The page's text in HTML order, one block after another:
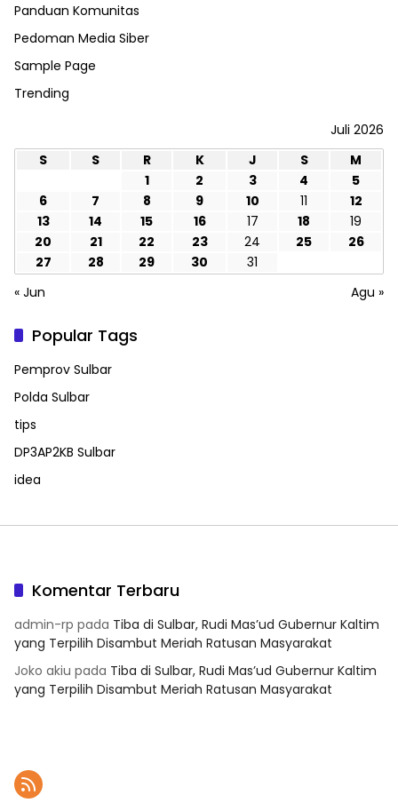
Panduan Komunitas
Pedoman Media Siber
Sample Page
Trending
Juli 2026
S
S R K J S
M
1
2 3 4
5
6
7 8 9 10 11
12
13
14 15 16 17 18
19
20
21 22 23 24 25
26
27
28 29 30
31
« Jun
Agu »
Popular Tags
Pemprov Sulbar
Polda Sulbar
tips
DP3AP2KB Sulbar
idea
Komentar Terbaru
admin-rp pada Tiba di Sulbar, Rudi Mas’ud Gubernur Kaltim
yang Terpilih Disambut Meriah Ratusan Masyarakat
Joko akiu pada Tiba di Sulbar, Rudi Mas’ud Gubernur Kaltim
yang Terpilih Disambut Meriah Ratusan Masyarakat